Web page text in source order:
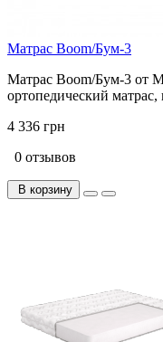
Матрас Boom/Бум-3
Матрас Boom/Бум-3 от
ортопедический
4 336 грн
0 отзывов
В корзину